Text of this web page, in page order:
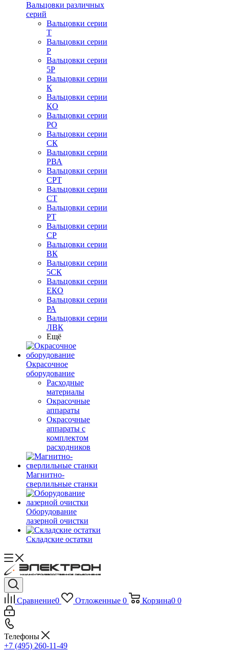
Вальцовки различных
серий
Вальцовки серии
Т
Вальцовки серии
Р
Вальцовки серии
5Р
Вальцовки серии
К
Вальцовки серии
КО
Вальцовки серии
РО
Вальцовки серии
СК
Вальцовки серии
РВА
Вальцовки серии
СРТ
Вальцовки серии
СТ
Вальцовки серии
РТ
Вальцовки серии
СР
Вальцовки серии
ВК
Вальцовки серии
5СК
Вальцовки серии
ЕКО
Вальцовки серии
РА
Вальцовки серии
ЛВК
Ещё
Окрасочное
оборудование
Расходные
материалы
Окрасочные
аппараты
Окрасочные
аппараты с
комплектом
расходников
Магнитно-
сверлильные станки
Оборудование
лазерной очистки
Складские остатки
Сравнение0 Отложенные 0 Корзина0 0
Телефоны
+7 (495) 260-11-49